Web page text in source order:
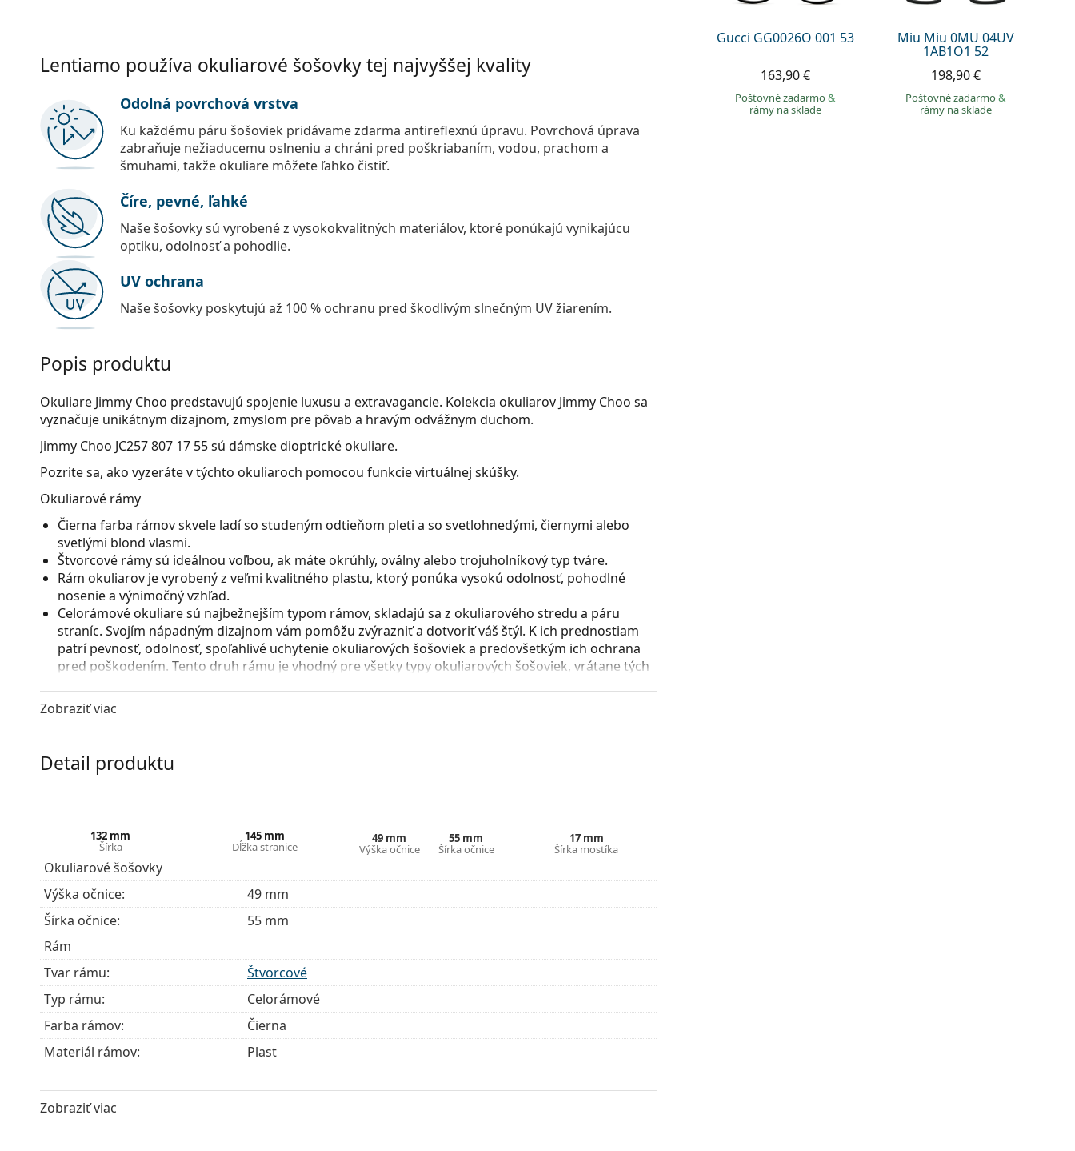
Gucci GG0026O 001 53
163,90 €
Poštovné zadarmo&
rámy na sklade
Miu Miu 0MU 04UV
1AB1O1 52
198,90 €
Poštovné zadarmo&
rámy na sklade
Lentiamo používa okuliarové šošovky tej najvyššej kvality
Odolná povrchová vrstva
Ku každému páru šošoviek pridávame zdarma antireflexnú úpravu. Povrchová úprava
zabraňuje nežiaducemu oslneniu a chráni pred poškriabaním, vodou, prachom a
šmuhami, takže okuliare môžete ľahko čistiť.
Číre, pevné, ľahké
Naše šošovky sú vyrobené z vysokokvalitných materiálov, ktoré ponúkajú vynikajúcu
optiku, odolnosť a pohodlie.
UV ochrana
Naše šošovky poskytujú až 100 % ochranu pred škodlivým slnečným UV žiarením.
Popis produktu
Okuliare Jimmy Choo predstavujú spojenie luxusu a extravagancie. Kolekcia okuliarov Jimmy Choo sa
vyznačuje unikátnym dizajnom, zmyslom pre pôvab a hravým odvážnym duchom.
Jimmy Choo JC257 807 17 55sú dámske dioptrické okuliare.
Pozrite sa, ako vyzeráte v týchto okuliaroch pomocou funkcie virtuálnej skúšky.
Okuliarové rámy
Čierna farba rámov skvele ladí so studeným odtieňom pleti a so svetlohnedými, čiernymi alebo
svetlými blond vlasmi.
Štvorcové rámy sú ideálnou voľbou, ak máte okrúhly, oválny alebo trojuholníkový typ tváre.
Rám okuliarov je vyrobený z veľmi kvalitného plastu, ktorý ponúka vysokú odolnosť, pohodlné
nosenie a výnimočný vzhľad.
Celorámové okuliare sú najbežnejším typom rámov, skladajú sa z okuliarového stredu a páru
straníc. Svojím nápadným dizajnom vám pomôžu zvýrazniť a dotvoriť váš štýl. K ich prednostiam
patrí pevnosť, odolnosť, spoľahlivé uchytenie okuliarových šošoviek a predovšetkým ich ochrana
pred poškodením. Tento druh rámu je vhodný pre všetky typy okuliarových šošoviek, vrátane tých
Príslušenstvo
Handrička, ktorá je súčasťou balenia, je ideálna na čistenie a starostlivosť o okuliare. Niektoré
modely môžu namiesto handričky obsahovať textilné vrecko.
Zobraziť viac
Detail produktu
132 mm
Šírka
145 mm
Dĺžka stranice
49 mm
Výška očnice
55 mm
Šírka očnice
17 mm
Šírka mostíka
Okuliarové šošovky
Výška očnice:
49 mm
Šírka očnice:
55 mm
Rám
Tvar rámu:
Štvorcové
Typ rámu:
Celorámové
Farba rámov:
Čierna
Materiál rámov:
Plast
Šírka:
Zobraziť viac